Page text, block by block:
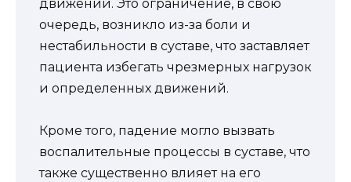
движений. Это ограничение, в свою
очередь, возникло из-за боли и
нестабильности в суставе, что заставляет
пациента избегать чрезмерных нагрузок
и определенных движений.
Кроме того, падение могло вызвать
воспалительные процессы в суставе, что
также существенно влияет на его